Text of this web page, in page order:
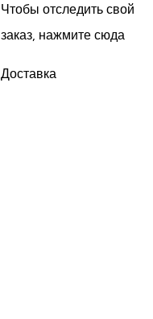
Чтобы отследить свой
заказ, нажмите сюда
Доставка